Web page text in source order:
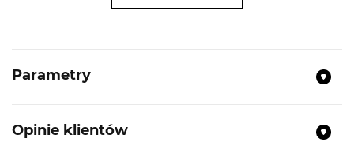
Kolor:Inox
Kompatybilność z:
Parametry
Opinie klientów